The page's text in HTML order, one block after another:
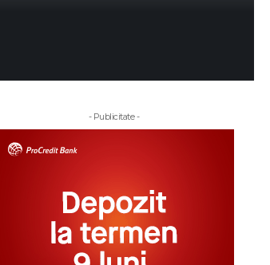
- Publicitate -